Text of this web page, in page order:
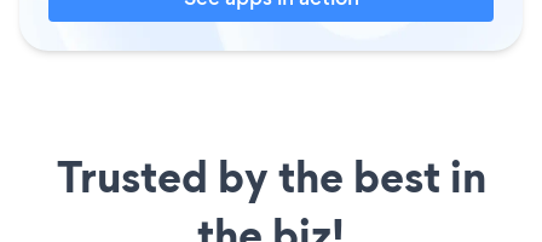
Trusted by the best in